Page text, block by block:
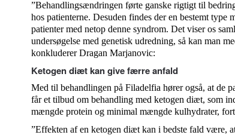
”Behandlingsændringen førte ganske rigtigt til
hos patienterne. Desuden findes der en bestemt type
patienter med netop denne syndrom. Det viser os
undersøgelse med genetisk udredning, så kan man
konkluderer Dragan Marjanovic:
Ketogen diæt kan give færre anfald
Med til behandlingen på Filadelfia hører også, at de
får et tilbud om behandling med ketogen diæt, som
mængde protein og minimal mængde kulhydrater,
”Effekten af en ketogen diæt kan i bedste fald være,